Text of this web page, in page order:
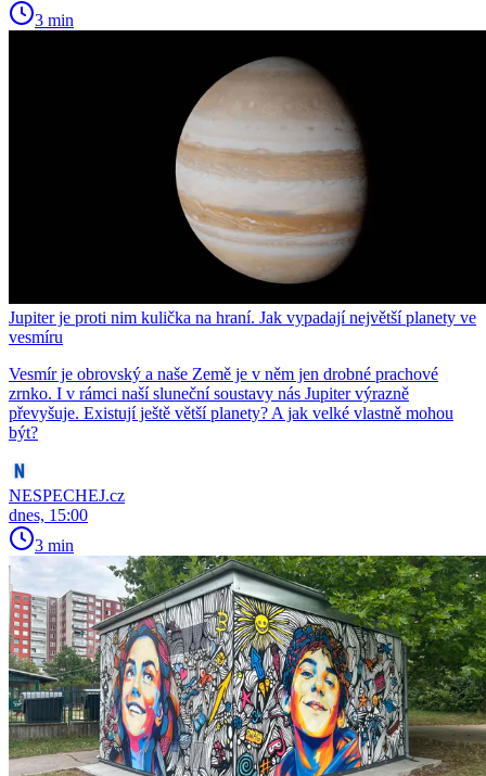
3 min
Jupiter je proti nim kulička na hraní. Jak vypadají největší planety ve
vesmíru
Vesmír je obrovský a naše Země je v něm jen drobné prachové
zrnko. I v rámci naší sluneční soustavy nás Jupiter výrazně
převyšuje. Existují ještě větší planety? A jak velké vlastně mohou
být?
NESPECHEJ.cz
dnes, 15:00
3 min